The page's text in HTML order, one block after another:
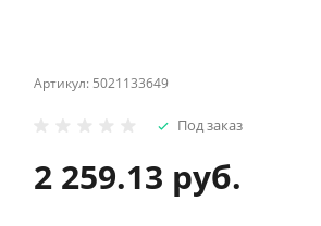
Артикул: 5021133649
Под заказ
2 259.13 руб.